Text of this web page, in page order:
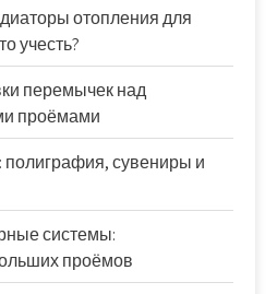
отопления для
учесть?
перемычек над
проёмами
полиграфия, сувениры и
системы:
проёмов